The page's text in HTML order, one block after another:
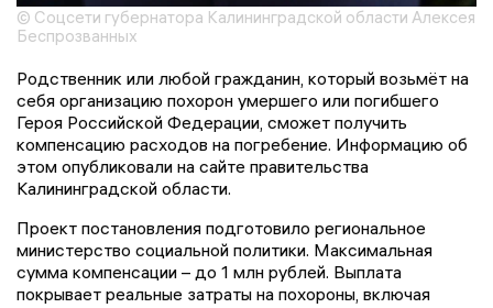
© Соцсети губернатора Калининградской области Алексея
Беспрозванных
Родственник или любой гражданин, который возьмёт на
себя организацию похорон умершего или погибшего
Героя Российской Федерации, сможет получить
компенсацию расходов на погребение. Информацию об
этом опубликовали на сайте правительства
Калининградской области.
Проект постановления подготовило региональное
министерство социальной политики. Максимальная
сумма компенсации – до 1 млн рублей. Выплата
покрывает реальные затраты на похороны, включая